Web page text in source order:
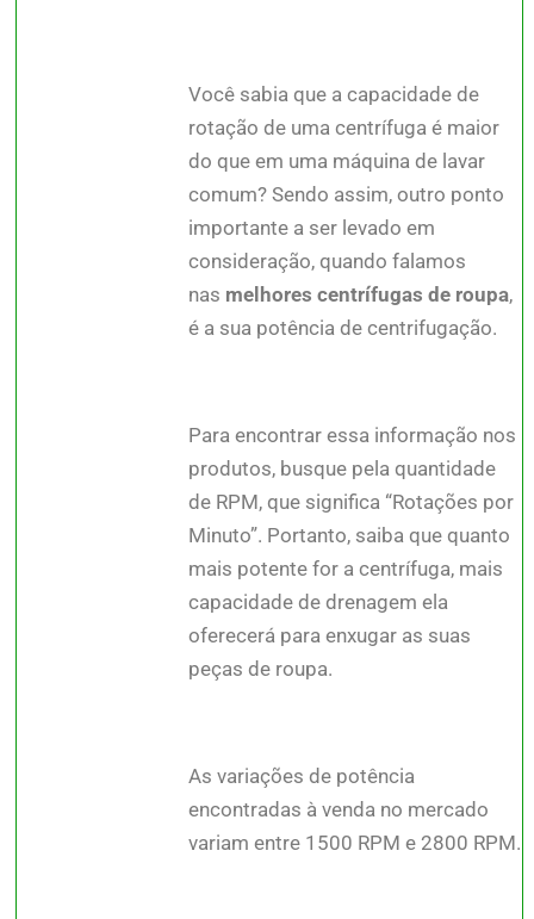
Você sabia que a capacidade de
rotação de uma centrífuga é maior
do que em uma máquina de lavar
comum? Sendo assim, outro ponto
importante a ser levado em
consideração, quando falamos
nas melhores centrífugas de roupa,
é a sua potência de centrifugação.
Para encontrar essa informação nos
produtos, busque pela quantidade
de RPM, que significa “Rotações por
Minuto”. Portanto, saiba que quanto
mais potente for a centrífuga, mais
capacidade de drenagem ela
oferecerá para enxugar as suas
peças de roupa.
As variações de potência
encontradas à venda no mercado
variam entre 1500 RPM e 2800 RPM.